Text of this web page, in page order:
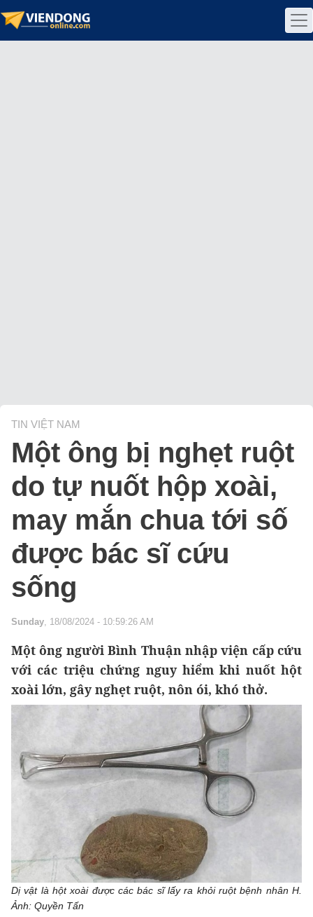
TIN VIỆT NAM
Một ông bị nghẹt ruột
do tự nuốt hộp xoài,
may mắn chua tới số
được bác sĩ cứu
sống
Sunday, 18/08/2024 - 10:59:26 AM
Một ông người Bình Thuận nhập viện cấp cứu
với các triệu chứng nguy hiểm khi nuốt hột
xoài lớn, gây nghẹt ruột, nôn ói, khó thở.
Dị vật là hột xoài được các bác sĩ lấy ra khỏi ruột bệnh nhân H.
Ảnh: Quyền Tấn